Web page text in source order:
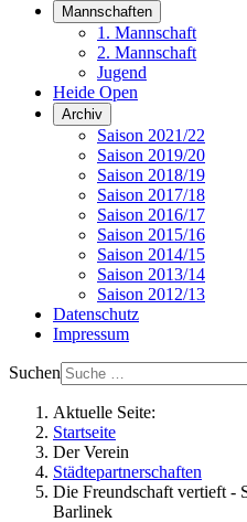
Mannschaften
1. Mannschaft
2. Mannschaft
Jugend
Heide Open
Archiv
Saison 2021/22
Saison 2019/20
Saison 2018/19
Saison 2017/18
Saison 2016/17
Saison 2015/16
Saison 2014/15
Saison 2013/14
Saison 2012/13
Datenschutz
Impressum
Suchen
Aktuelle Seite:
Startseite
Der Verein
Städtepartnerschaften
Die Freundschaft vertieft -
Barlinek